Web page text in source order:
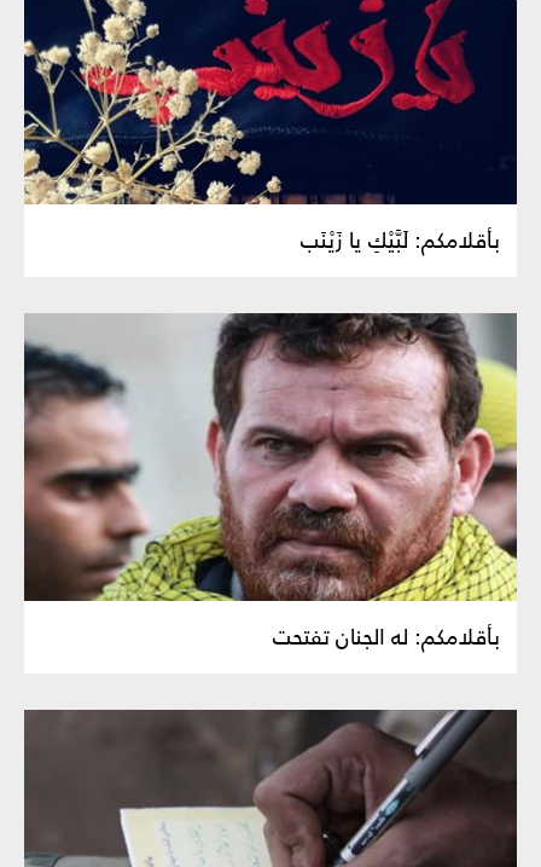
بأقلامكم: لَبَّيْكِ يا زَيْنَب
بأقلامكم: له الجنان تفتحت